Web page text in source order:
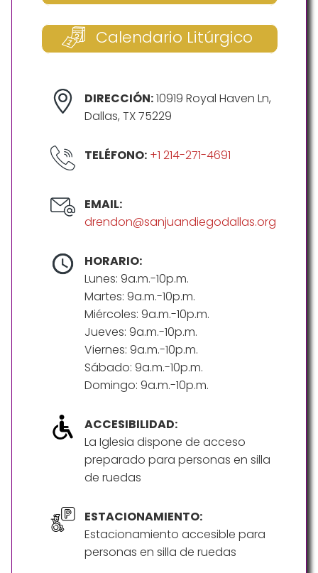
Calendario Litúrgico
DIRECCIÓN:10919 Royal Haven Ln,
Dallas, TX 75229
TELÉFONO: +1 214-271-4691
EMAIL:
drendon@sanjuandiegodallas.org
HORARIO:
Lunes: 9a.m.-10p.m.
Martes: 9a.m.-10p.m.
Miércoles: 9a.m.-10p.m.
Jueves: 9a.m.-10p.m.
Viernes: 9a.m.-10p.m.
Sábado: 9a.m.-10p.m.
Domingo: 9a.m.-10p.m.
ACCESIBILIDAD:
La Iglesia dispone de acceso
preparado para personas en silla
de ruedas
ESTACIONAMIENTO:
Estacionamiento accesible para
personas en silla de ruedas